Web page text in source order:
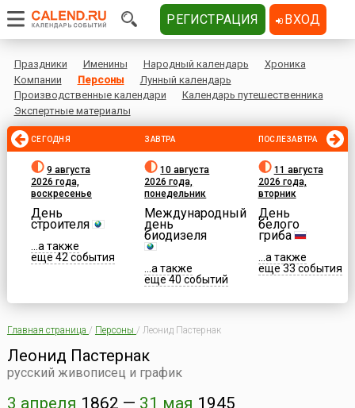
Праздники Именины Народный календарь
Хроника
Компании
Персоны
Лунный календарь
Производственные календари
Календарь путешественника
Экспертные материалы
СЕГОДНЯ
9 августа
2026 года,
воскресенье
День
строителя
...а также
еще 42 события
ЗАВТРА
10 августа
2026 года,
понедельник
Международный
день
биодизеля
...а также
еще 40 событий
ПОСЛЕЗАВТРА
11 августа
2026 года,
вторник
День
белого
гриба
...а также
еще 33 события
Главная страница / Персоны / Леонид Пастернак
Леонид Пастернак
русский живописец и график
3 апреля 1862 — 31 мая 1945
РЕГИСТРАЦИЯ ВХОД